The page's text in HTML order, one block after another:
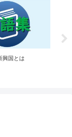
興国とは